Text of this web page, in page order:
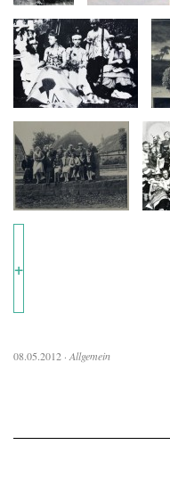
+
08.05.2012 · Allgemein